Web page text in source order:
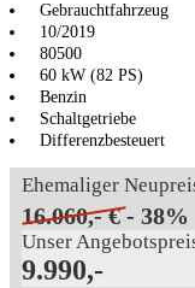
Gebrauchtfahrzeug
10/2019
80500
60 kW (82 PS)
Benzin
Schaltgetriebe
Differenzbesteuert
Ehemaliger
16.060,- € - 38%
Unser
9.990,-